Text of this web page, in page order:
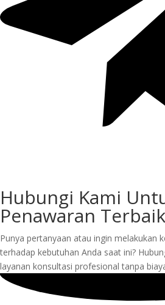
Hubungi Kami
Penawaran Terbaik
Punya pertanyaan atau ingin melakukan
terhadap kebutuhan Anda saat ini?
layanan konsultasi profesional tanpa